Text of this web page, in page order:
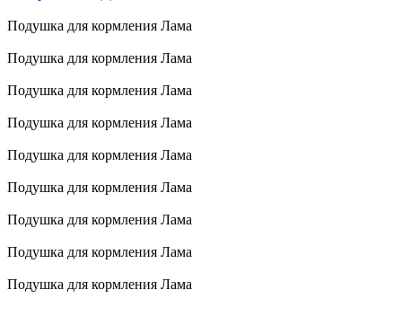
Подушка для кормления Лама
Подушка для кормления Лама
Подушка для кормления Лама
Подушка для кормления Лама
Подушка для кормления Лама
Подушка для кормления Лама
Подушка для кормления Лама
Подушка для кормления Лама
Подушка для кормления Лама